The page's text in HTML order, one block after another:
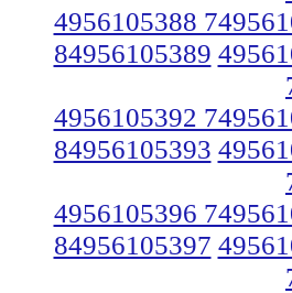
4956105388
84956105389
4956105392
84956105393
4956105396
84956105397